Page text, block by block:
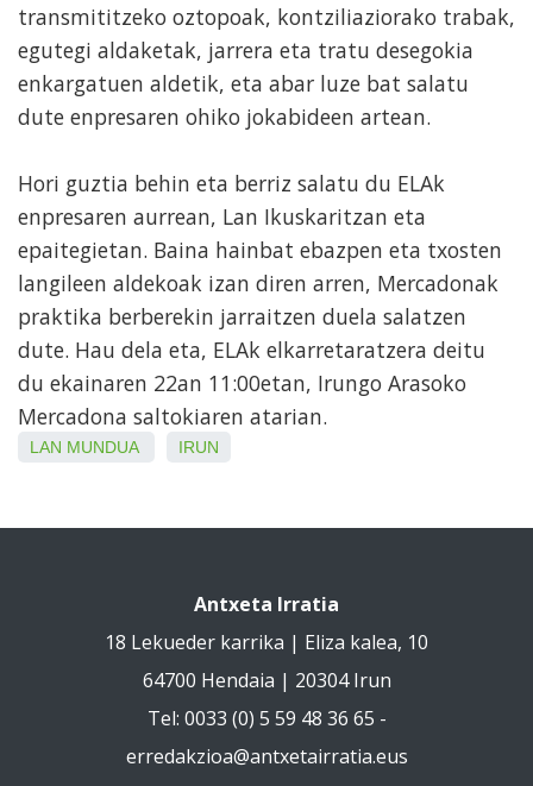
transmititzeko oztopoak, kontziliaziorako trabak,
egutegi aldaketak, jarrera eta tratu desegokia
enkargatuen aldetik, eta abar luze bat salatu
dute enpresaren ohiko jokabideen artean.
Hori guztia behin eta berriz salatu du ELAk
enpresaren aurrean, Lan Ikuskaritzan eta
epaitegietan. Baina hainbat ebazpen eta txosten
langileen aldekoak izan diren arren, Mercadonak
praktika berberekin jarraitzen duela salatzen
dute. Hau dela eta, ELAk elkarretaratzera deitu
du ekainaren 22an 11:00etan, Irungo Arasoko
Mercadona saltokiaren atarian.
LAN MUNDUA IRUN
Antxeta Irratia
18 Lekueder karrika | Eliza kalea, 10
64700 Hendaia | 20304 Irun
Tel: 0033 (0) 5 59 48 36 65 -
erredakzioa@antxetairratia.eus